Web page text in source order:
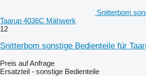
Snitterbom
Taarup 4036C Mähwerk
12
Snitterbom sonstige Bedienteile für
Preis auf Anfrage
Ersatzteil - sonstige Bedienteile